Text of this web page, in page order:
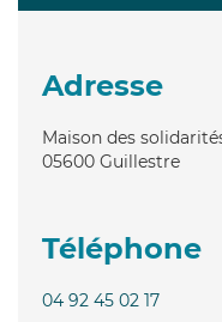
Adresse
Maison des
05600 Guillestre
Téléphone
04 92 45 02 17